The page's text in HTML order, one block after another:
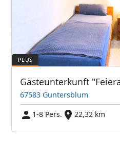
67583 Guntersblum
1-8 Pers.
22,32 km